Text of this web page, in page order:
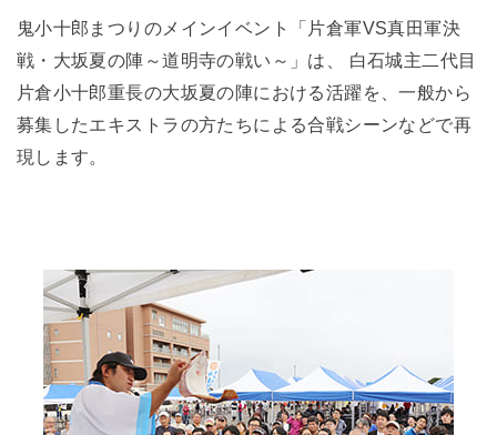
鬼小十郎まつりのメインイベント「片倉軍VS真田軍決
戦・大坂夏の陣～道明寺の戦い～」は、 白石城主二代目
片倉小十郎重長の大坂夏の陣における活躍を、一般から
募集したエキストラの方たちによる合戦シーンなどで再
現します。